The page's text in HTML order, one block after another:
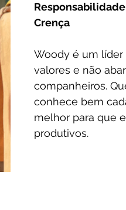
Crença
Woody é um líder
valores e não
companheiros.
conhece bem
melhor para que
produtivos.